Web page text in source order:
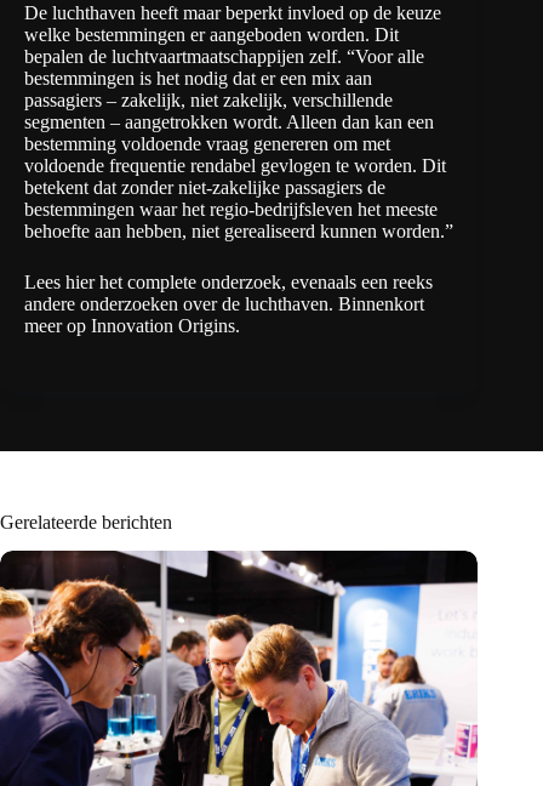
De luchthaven heeft maar beperkt invloed op de keuze
welke bestemmingen er aangeboden worden. Dit
bepalen de luchtvaartmaatschappijen zelf. “Voor alle
bestemmingen is het nodig dat er een mix aan
passagiers – zakelijk, niet zakelijk, verschillende
segmenten – aangetrokken wordt. Alleen dan kan een
bestemming voldoende vraag genereren om met
voldoende frequentie rendabel gevlogen te worden. Dit
betekent dat zonder niet-zakelijke passagiers de
bestemmingen waar het regio-bedrijfsleven het meeste
behoefte aan hebben, niet gerealiseerd kunnen worden.”
Lees hier het complete onderzoek, evenaals een reeks
andere onderzoeken over de luchthaven. Binnenkort
meer op Innovation Origins.
Gerelateerde berichten